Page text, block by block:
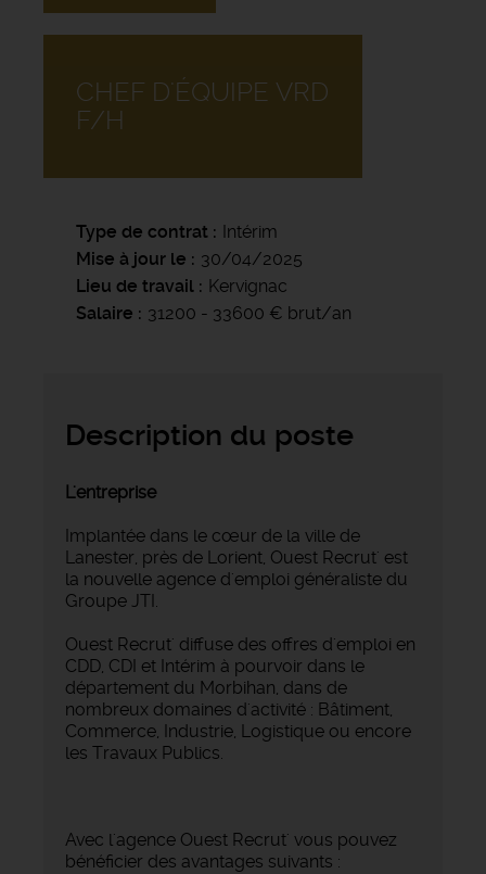
CHEF D'ÉQUIPE VRD
F/H
Type de contrat
Intérim
Mise à jour le
30/04/2025
Lieu de travail
Kervignac
Salaire
31200 - 33600 € brut/an
Description du poste
L'entreprise
Implantée dans le cœur de la ville de
Lanester, près de Lorient, Ouest Recrut' est
la nouvelle agence d'emploi généraliste du
Groupe JTI.
Ouest Recrut' diffuse des offres d'emploi en
CDD, CDI et Intérim à pourvoir dans le
département du Morbihan, dans de
nombreux domaines d'activité : Bâtiment,
Commerce, Industrie, Logistique ou encore
les Travaux Publics.
Avec l'agence Ouest Recrut' vous pouvez
bénéficier des avantages suivants :